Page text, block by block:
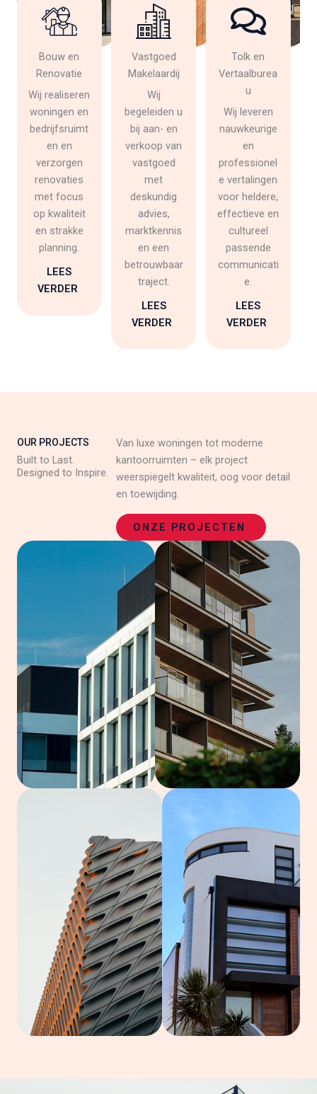
Bouw en
Renovatie
Wij realiseren
woningen en
bedrijfsruimt
en en
verzorgen
renovaties
met focus
op kwaliteit
en strakke
planning.
LEES
VERDER
Vastgoed
Makelaardij
Wij
begeleiden u
bij aan- en
verkoop van
vastgoed
met
deskundig
advies,
marktkennis
en een
betrouwbaar
traject.
LEES
VERDER
Tolk en
Vertaalburea
u
Wij leveren
nauwkeurige
en
professionel
e vertalingen
voor heldere,
effectieve en
cultureel
passende
communicati
e.
LEES
VERDER
OUR PROJECTS
Built to Last.
Designed to Inspire.
Van luxe woningen tot moderne
kantoorruimten – elk project
weerspiegelt kwaliteit, oog voor detail
en toewijding.
ONZE PROJECTEN